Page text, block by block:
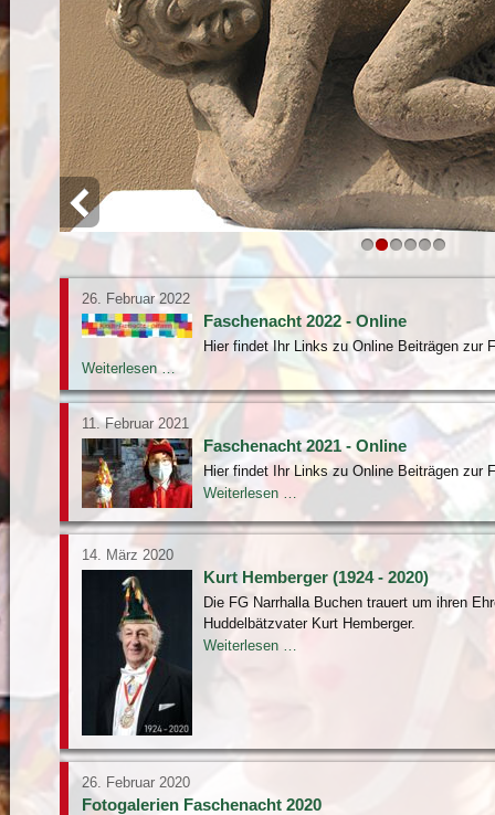
26. Februar 2022
Faschenacht 2022 - Online
Hier findet Ihr Links zu Online Beiträgen zur
Weiterlesen …
-
Online
11. Februar 2021
Faschenacht 2021 - Online
Hier findet Ihr Links zu Online Beiträgen zur
Weiterlesen …
-
Online
14. März 2020
Kurt Hemberger (1924 - 2020)
Die FG Narrhalla Buchen trauert um ihren
Huddelbätzvater Kurt Hemberger.
Weiterlesen …
26. Februar 2020
Fotogalerien Faschenacht 2020